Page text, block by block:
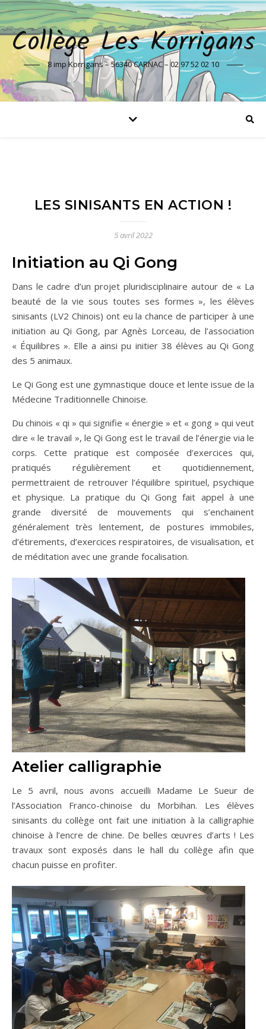
Collège Les Korrigans
8 imp Korrigans – 56340 CARNAC – 02 97 52 02 10
LES SINISANTS EN ACTION !
5 avril 2022
Initiation au Qi Gong
Dans le cadre d’un projet pluridisciplinaire autour de « La
beauté de la vie sous toutes ses formes », les élèves
sinisants (LV2 Chinois) ont eu la chance de participer à une
initiation au Qi Gong, par Agnès Lorceau, de l’association
« Équilibres ». Elle a ainsi pu initier 38 élèves au Qi Gong
des 5 animaux.
Le Qi Gong est une gymnastique douce et lente issue de la
Médecine Traditionnelle Chinoise.
Du chinois « qi » qui signifie « énergie » et « gong » qui veut
dire « le travail », le Qi Gong est le travail de l’énergie via le
corps. Cette pratique est composée d’exercices qui,
pratiqués régulièrement et quotidiennement,
permettraient de retrouver l’équilibre spirituel, psychique
et physique. La pratique du Qi Gong fait appel à une
grande diversité de mouvements qui s’enchainent
généralement très lentement, de postures immobiles,
d’étirements, d’exercices respiratoires, de visualisation, et
de méditation avec une grande focalisation.
Atelier calligraphie
Le 5 avril, nous avons accueilli Madame Le Sueur de
l’Association Franco-chinoise du Morbihan. Les élèves
sinisants du collège ont fait une initiation à la calligraphie
chinoise à l’encre de chine. De belles œuvres d’arts ! Les
travaux sont exposés dans le hall du collège afin que
chacun puisse en profiter.